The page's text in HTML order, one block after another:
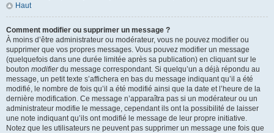
Haut
Comment modifier ou supprimer un message ?
À moins d’être administrateur ou modérateur, vous ne pouvez modifier ou
supprimer que vos propres messages. Vous pouvez modifier un message
(quelquefois dans une durée limitée après sa publication) en cliquant sur le
bouton modifierdu message correspondant. Si quelqu’un a déjà répondu au
message, un petit texte s’affichera en bas du message indiquant qu’il a été
modifié, le nombre de fois qu’il a été modifié ainsi que la date et l’heure de la
dernière modification. Ce message n’apparaîtra pas si un modérateur ou un
administrateur modifie le message, cependant ils ont la possibilité de laisser
une note indiquant qu’ils ont modifié le message de leur propre initiative.
Notez que les utilisateurs ne peuvent pas supprimer un message une fois que